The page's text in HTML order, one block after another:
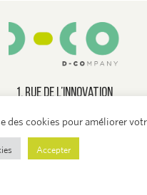
1, rue de l’innovation
Zone ParcLuxite
L-1896 Rieser
info@d-co.lu
des cookies pour améliorer
Accepter